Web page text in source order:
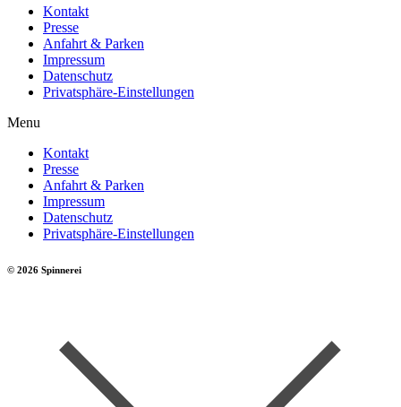
Kontakt
Presse
Anfahrt & Parken
Impressum
Datenschutz
Privatsphäre-Einstellungen
Menu
Kontakt
Presse
Anfahrt & Parken
Impressum
Datenschutz
Privatsphäre-Einstellungen
© 2026 Spinnerei